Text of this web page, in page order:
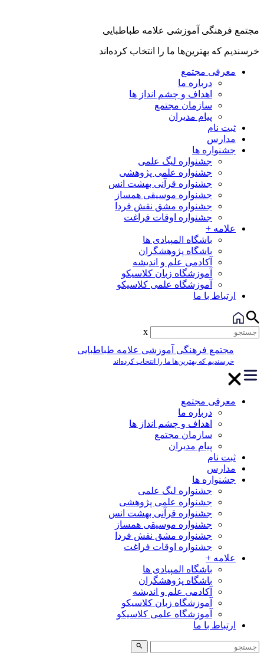
فرهنگی آموزشی علامه طباطبایی
که بهترین‌ها ما را انتخاب کرده‌اند
معرفی مجتمع
درباره ما
اهداف و چشم انداز ها
سازمان مجتمع
پیام مدیران
ثبت نام
مدارس
جشنواره ها
جشنواره لیگ علمی
جشنواره علمی پژوهشی
جشنواره قرآنی بهشت انس
جشنواره موسیقی همساز
جشنواره مشق نقش فردا
جشنواره اوقات فراغت
علامه +
باشگاه المپیادی ها
باشگاه پژوهشگران
آکادمی علم و اندیشه
آموزشگاه زبان کلاسیکو
آموزشگاه علمی کلاسیکو
ارتباط با ما
مجتمع فرهنگی آموزشی علامه طباطبایی
خرسندیم که بهترین‌ها ما را انتخاب کرده‌اند
معرفی مجتمع
درباره ما
اهداف و چشم انداز ها
سازمان مجتمع
پیام مدیران
ثبت نام
مدارس
جشنواره ها
جشنواره لیگ علمی
جشنواره علمی پژوهشی
جشنواره قرآنی بهشت انس
جشنواره موسیقی همساز
جشنواره مشق نقش فردا
جشنواره اوقات فراغت
علامه +
باشگاه المپیادی ها
باشگاه پژوهشگران
آکادمی علم و اندیشه
آموزشگاه زبان کلاسیکو
آموزشگاه علمی کلاسیکو
ارتباط با ما